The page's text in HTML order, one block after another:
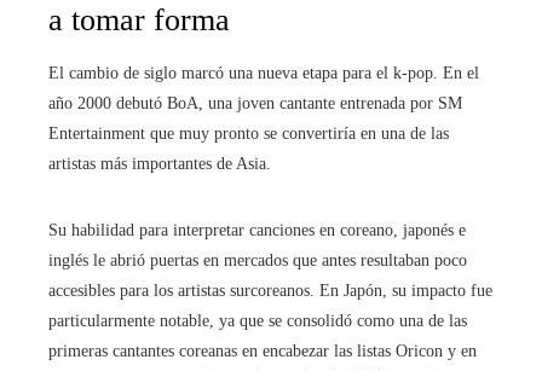
a tomar forma
El cambio de siglo marcó una nueva etapa para el k-pop. En el
año 2000 debutó BoA, una joven cantante entrenada por SM
Entertainment que muy pronto se convertiría en una de las
artistas más importantes de Asia.
Su habilidad para interpretar canciones en coreano, japonés e
inglés le abrió puertas en mercados que antes resultaban poco
accesibles para los artistas surcoreanos. En Japón, su impacto fue
particularmente notable, ya que se consolidó como una de las
primeras cantantes coreanas en encabezar las listas Oricon y en